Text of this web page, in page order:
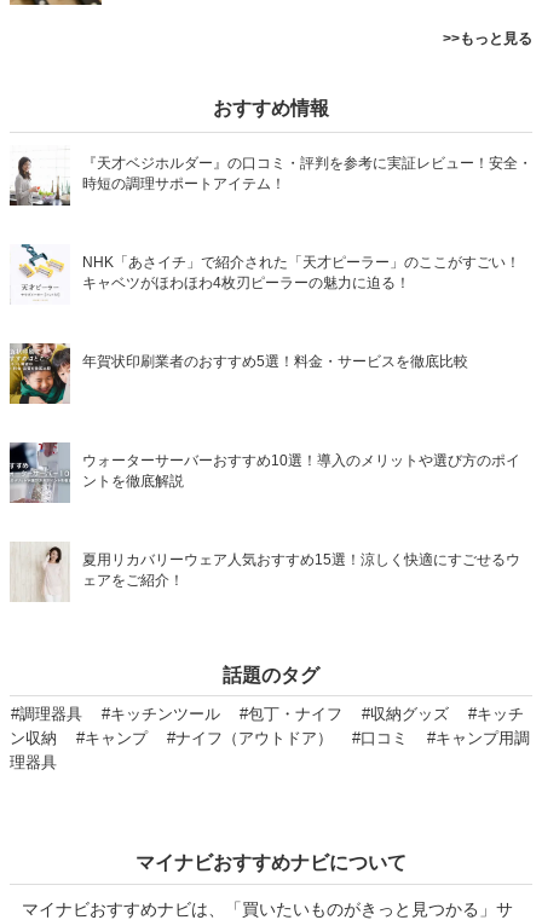
>>もっと見る
おすすめ情報
『天才ベジホルダー』の口コミ・評判を参考に実証レビュー！安全・
時短の調理サポートアイテム！
NHK「あさイチ」で紹介された「天才ピーラー」のここがすごい！
キャベツがほわほわ4枚刃ピーラーの魅力に迫る！
年賀状印刷業者のおすすめ5選！料金・サービスを徹底比較
ウォーターサーバーおすすめ10選！導入のメリットや選び方のポイ
ントを徹底解説
夏用リカバリーウェア人気おすすめ15選！涼しく快適にすごせるウ
ェアをご紹介！
話題のタグ
#調理器具 #キッチンツール #包丁・ナイフ #収納グッズ
#キッチ
ン収納
#キャンプ #ナイフ（アウトドア） #口コミ
#キャンプ用調
理器具
マイナビおすすめナビについて
マイナビおすすめナビは、「買いたいものがきっと見つかる」サ